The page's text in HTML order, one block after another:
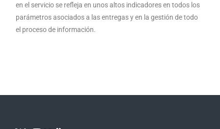
en el servicio se refleja en unos altos indicadores en todos los
parámetros asociados a las entregas y en la gestión de todo
el proceso de información.